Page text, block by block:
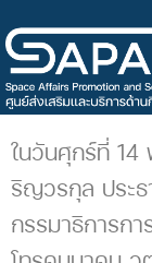
ในวันศุกร์ที่ 14
ริญวรกุล ประ
กรรมาธิการกา